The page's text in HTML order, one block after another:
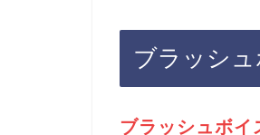
ブラッシ
ブラッシュボイ